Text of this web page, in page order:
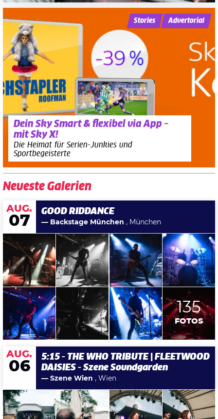
Dein Sky Smart & flexibel via App –
mit Sky X!
Die Heimat für Serien-Junkies und
Sportbegeisterte
Stories Advertorial
Neueste Galerien
AUG.
07
GOOD RIDDANCE
— Backstage München , München
135
FOTOS
AUG.
06
5:15 - THE WHO TRIBUTE | FLEETWOOD
DAISIES - Szene Soundgarden
— Szene Wien , Wien